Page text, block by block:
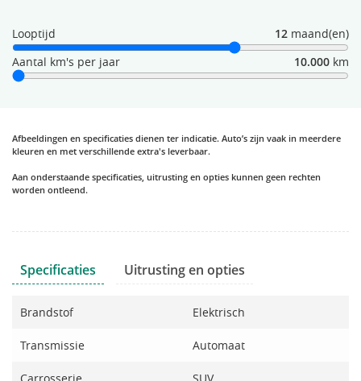
Looptijd 12 maand(en)
Aantal km's per jaar
10.000 km
Afbeeldingen en specificaties dienen ter indicatie. Auto’s zijn vaak in meerdere
kleuren en met verschillende extra's leverbaar.
Aan onderstaande specificaties, uitrusting en opties kunnen geen rechten
worden ontleend.
Specificaties Uitrusting en opties
Brandstof Elektrisch
Transmissie Automaat
Carrosserie SUV